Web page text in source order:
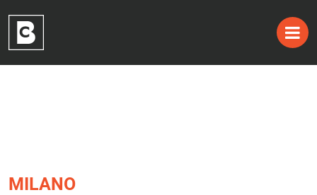
content
Tag:
7-8 febbraio 2019
MILANO